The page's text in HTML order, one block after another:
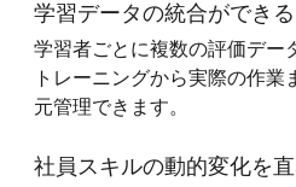
学習データの統合ができる
学習者ごとに複数の評価デー
トレーニングから実際の作
元管理できます。
社員スキルの動的変化を